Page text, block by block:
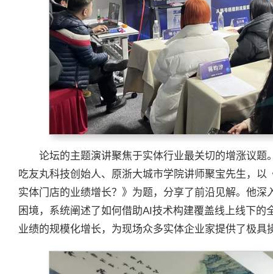
论坛的主题演讲聚焦于实体行业最关切的增涨议
吃友丸科技创始人、原浙大城市学院讲师聚宝先生，
实体门店的业绩增长？》为题，分享了前沿见解。他
困境，系统阐述了如何借助AI技术构建覆盖线上线下
业绩的规模化增长，为现场众多实体企业家提供了极具